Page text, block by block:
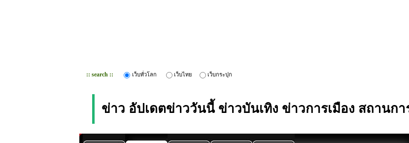
:: search :: เว็บทั่วโลก เว็บไทย เว็บกระปุก
ข่าว อัปเดตข่าววันนี้ ข่าวบันเทิง ข่าวการเมือง สถานก